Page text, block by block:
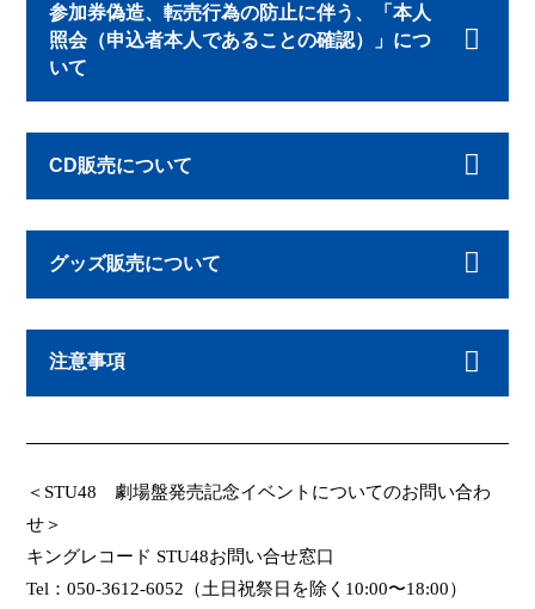
参加券偽造、転売行為の防止に伴う、「本人
照会（申込者本人であることの確認）」につ
いて
CD販売について
グッズ販売について
注意事項
＜ STU48 劇場盤発売記念イベント についてのお問い合わ
せ＞
キングレコード STU48お問い合せ窓口
Tel ：050-3612-6052 （土日祝祭日を除く 10:00〜18:00）